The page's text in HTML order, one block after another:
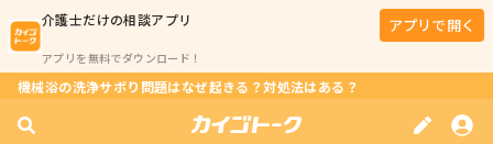
介護士だけの相談アプリ
アプリを無料でダウンロード！
アプリで開く
機械浴の洗浄サボり問題はなぜ起きる？対処法はある？